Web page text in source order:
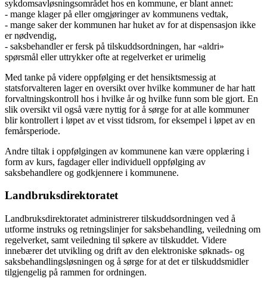
sykdomsavløsningsområdet hos en kommune, er blant annet:
- mange klager på eller omgjøringer av kommunens vedtak,
- mange saker der kommunen har huket av for at dispensasjon ikke
er nødvendig,
- saksbehandler er fersk på tilskuddsordningen, har «aldri»
spørsmål eller uttrykker ofte at regelverket er urimelig
Med tanke på videre oppfølging er det hensiktsmessig at
statsforvalteren lager en oversikt over hvilke kommuner de har hatt
forvaltningskontroll hos i hvilke år og hvilke funn som ble gjort. En
slik oversikt vil også være nyttig for å sørge for at alle kommuner
blir kontrollert i løpet av et visst tidsrom, for eksempel i løpet av en
femårsperiode.
Andre tiltak i oppfølgingen av kommunene kan være opplæring i
form av kurs, fagdager eller individuell oppfølging av
saksbehandlere og godkjennere i kommunene.
Landbruksdirektoratet
Landbruksdirektoratet administrerer tilskuddsordningen ved å
utforme instruks og retningslinjer for saksbehandling, veiledning om
regelverket, samt veiledning til søkere av tilskuddet. Videre
innebærer det utvikling og drift av den elektroniske søknads- og
saksbehandlingsløsningen og å sørge for at det er tilskuddsmidler
tilgjengelig på rammen for ordningen.